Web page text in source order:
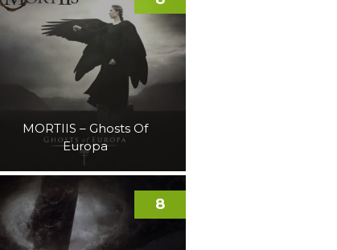
MORTIIS – Ghosts Of
Europa
8